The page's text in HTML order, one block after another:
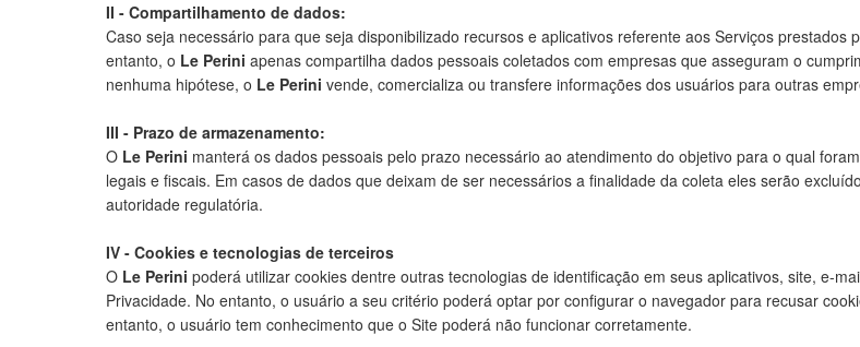
II - Compartilhamento de dados:
Caso seja necessário para que seja disponibilizado recursos e aplicativos referente aos Serviços
entanto, o Le Perini apenas compartilha dados pessoais coletados com empresas que asseguram o
nenhuma hipótese, o Le Perini vende, comercializa ou transfere informações dos usuários para outras
III - Prazo de armazenamento:
O Le Perini manterá os dados pessoais pelo prazo necessário ao atendimento do objetivo para o qual
legais e fiscais. Em casos de dados que deixam de ser necessários a finalidade da coleta eles serão
autoridade regulatória.
IV - Cookies e tecnologias de terceiros
O Le Perini poderá utilizar cookies dentre outras tecnologias de identificação em seus aplicativos, site, e-
Privacidade. No entanto, o usuário a seu critério poderá optar por configurar o navegador para recusar
entanto, o usuário tem conhecimento que o Site poderá não funcionar corretamente.